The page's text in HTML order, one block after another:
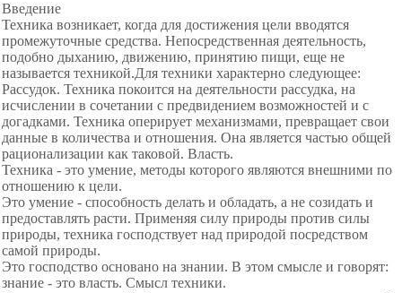
Введение
Техника возникает, когда для достижения цели вводятся
промежуточные средства. Непосредственная деятельность,
подобно дыханию, движению, принятию пищи, еще не
называется техникой.Для техники характерно следующее:
Рассудок. Техника покоится на деятельности рассудка, на
исчислении в сочетании с предвидением возможностей и с
догадками. Техника оперирует механизмами, превращает свои
данные в количества и отношения. Она является частью общей
рационализации как таковой. Власть.
Техника - это умение, методы которого являются внешними по
отношению к цели.
Это умение - способность делать и обладать, а не созидать и
предоставлять расти. Применяя силу природы против силы
природы, техника господствует над природой посредством
самой природы.
Это господство основано на знании. В этом смысле и говорят:
знание - это власть. Смысл техники.